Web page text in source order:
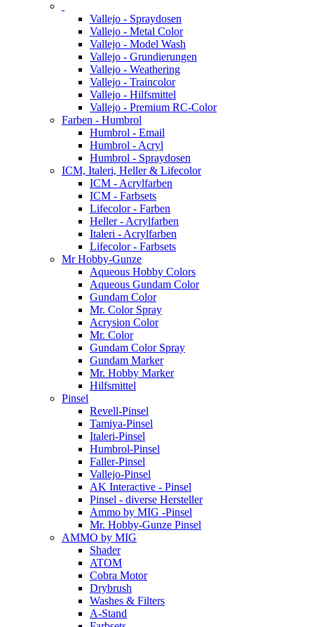
Vallejo - Spraydosen
Vallejo - Metal Color
Vallejo - Model Wash
Vallejo - Grundierungen
Vallejo - Weathering
Vallejo - Traincolor
Vallejo - Hilfsmittel
Vallejo - Premium RC-Color
Farben - Humbrol
Humbrol - Email
Humbrol - Acryl
Humbrol - Spraydosen
ICM, Italeri, Heller & Lifecolor
ICM - Acrylfarben
ICM - Farbsets
Lifecolor - Farben
Heller - Acrylfarben
Italeri - Acrylfarben
Lifecolor - Farbsets
Mr Hobby-Gunze
Aqueous Hobby Colors
Aqueous Gundam Color
Gundam Color
Mr. Color Spray
Acrysion Color
Mr. Color
Gundam Color Spray
Gundam Marker
Mr. Hobby Marker
Hilfsmittel
Pinsel
Revell-Pinsel
Tamiya-Pinsel
Italeri-Pinsel
Humbrol-Pinsel
Faller-Pinsel
Vallejo-Pinsel
AK Interactive - Pinsel
Pinsel - diverse Hersteller
Ammo by MIG -Pinsel
Mr. Hobby-Gunze Pinsel
AMMO by MIG
Shader
ATOM
Cobra Motor
Drybrush
Washes & Filters
A-Stand